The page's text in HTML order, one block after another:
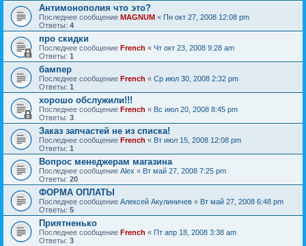
Антимонополия что это?
Последнее сообщение MAGNUM « Пн окт 27, 2008 12:08 pm
Ответы: 4
про скидки
Последнее сообщение French « Чт окт 23, 2008 9:28 am
Ответы: 1
бампер
Последнее сообщение French « Ср июл 30, 2008 2:32 pm
Ответы: 1
хорошо обслужили!!!
Последнее сообщение French « Вс июл 20, 2008 8:45 pm
Ответы: 3
Заказ запчастей не из списка!
Последнее сообщение French « Вт июл 15, 2008 12:08 pm
Ответы: 1
Вопрос менеджерам магазина
Последнее сообщение Alex « Вт май 27, 2008 7:25 pm
Ответы: 20
ФОРМА ОПЛАТЫ
Последнее сообщение Алексей Акулиничев « Вт май 27, 2008 6:48 pm
Ответы: 5
Приятненько
Последнее сообщение French « Пт апр 18, 2008 3:38 am
Ответы: 3